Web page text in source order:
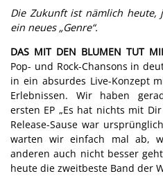
Die Zukunft ist nämlich heute,
ein neues „Genre“.
DAS MIT DEN BLUMEN TUT
Pop- und Rock-Chansons in
in ein absurdes Live-Konzept
Erlebnissen. Wir haben
ersten EP „Es hat nichts mit
Release-Sause war
warten wir einfach mal ab,
anderen auch nicht besser
heute die zweitbeste Band der